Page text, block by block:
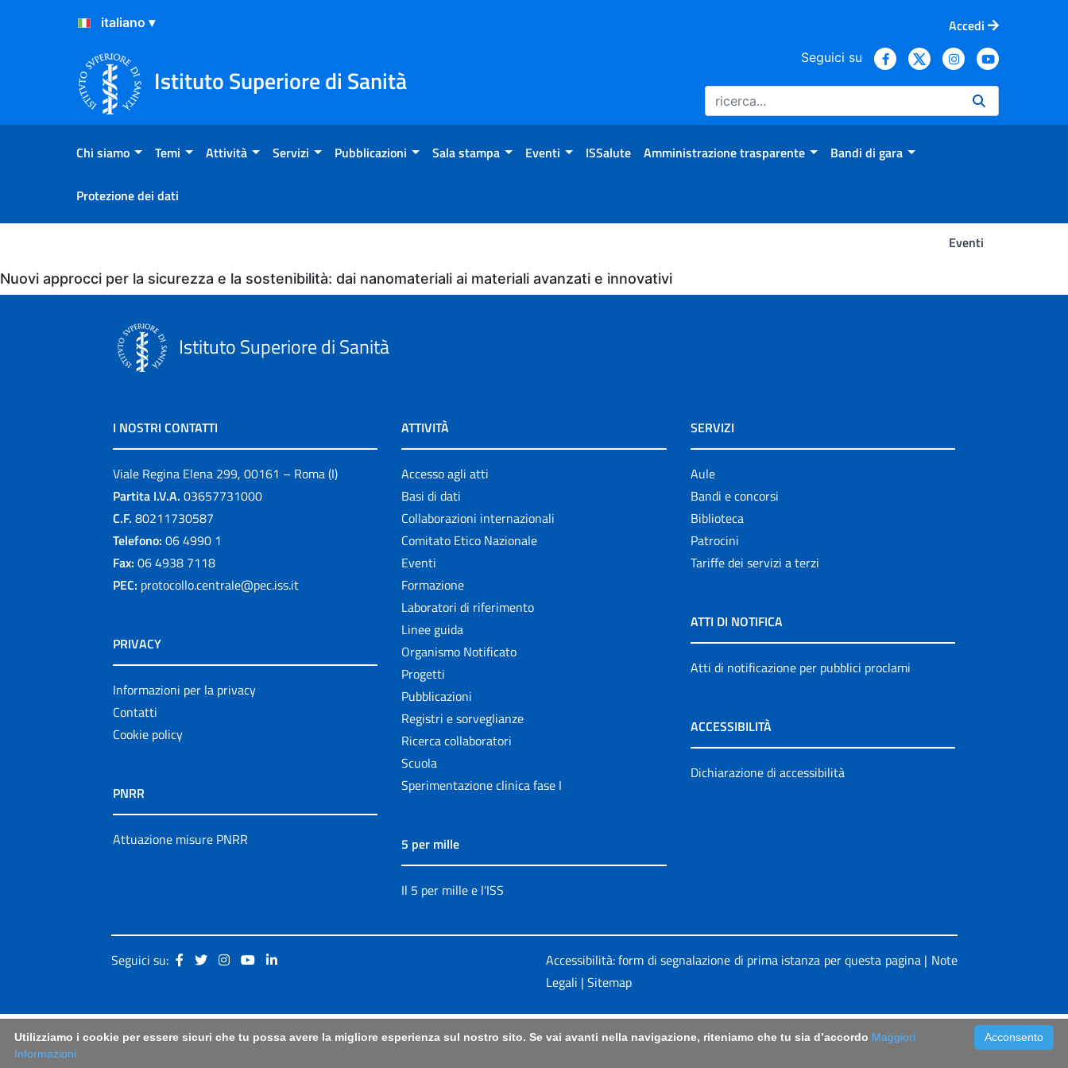
Salta al Contenuto
Salta al Footer
Accedi
Istituto Superiore di Sanità
Seguici su
Chi siamo Temi Attività Servizi Pubblicazioni Sala stampa Eventi ISSalute Amministrazione trasparente Bandi di gara
Protezione dei dati
Eventi
Eventi
Nuovi approcci per la sicurezza e la sostenibilità: dai nanomateriali ai materiali avanzati e innovativi
Istituto Superiore di Sanità
I NOSTRI CONTATTI
Viale Regina Elena 299, 00161 – Roma (I)
Partita I.V.A. 03657731000
C.F. 80211730587
Telefono: 06 4990 1
Fax: 06 4938 7118
PEC: protocollo.centrale@pec.iss.it
PRIVACY
Informazioni per la privacy
Contatti
Cookie policy
PNRR
Attuazione misure PNRR
ATTIVITÀ
Accesso agli atti
Basi di dati
Collaborazioni internazionali
Comitato Etico Nazionale
Eventi
Formazione
Laboratori di riferimento
Linee guida
Organismo Notificato
Progetti
Pubblicazioni
Registri e sorveglianze
Ricerca collaboratori
Scuola
Sperimentazione clinica fase I
5 per mille
Il 5 per mille e l'ISS
SERVIZI
Aule
Bandi e concorsi
Biblioteca
Patrocini
Tariffe dei servizi a terzi
ATTI DI NOTIFICA
Atti di notificazione per pubblici proclami
ACCESSIBILITÀ
Dichiarazione di accessibilità
Seguici su: Accessibilità: form di segnalazione di prima istanza per questa pagina| Note
Legali | Sitemap
Acconsento
Utilizziamo i cookie per essere sicuri che tu possa avere la migliore esperienza sul nostro sito. Se vai avanti nella navigazione, riteniamo che tu sia d’accordo Maggiori
Informazioni